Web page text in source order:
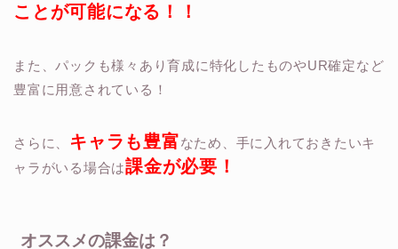
ことが可能になる！！
また、パックも様々あり育成に特化したものやUR確定など
豊富に用意されている！
さらに、 キャラも豊富なため、手に入れておきたいキ
ャラがいる場合は課金が必要！
オススメの課金は？